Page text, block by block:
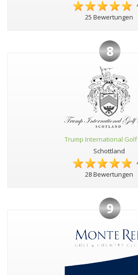
25 Bewertungen
8
Trump International Golf
Schottland
28 Bewertungen
9